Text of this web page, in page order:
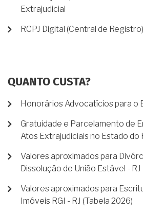
Extrajudicial
RCPJ Digital (Central de Registro)
QUANTO CUSTA?
Honorários Advocatícios para o
Gratuidade e Parcelamento de
Atos Extrajudiciais no Estado do
Valores aproximados para
Dissolução de União Estável - RJ
Valores aproximados para
Imóveis RGI - RJ (Tabela 2026)